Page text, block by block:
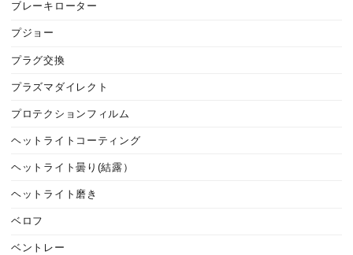
ブレーキローター
プジョー
プラグ交換
プラズマダイレクト
プロテクションフィルム
ヘットライトコーティング
ヘットライト曇り(結露）
ヘットライト磨き
ベロフ
ベントレー